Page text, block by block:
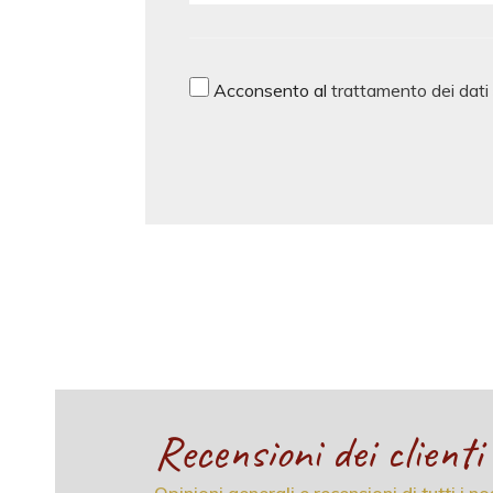
Acconsento al trattamento dei dati
Recensioni dei clienti